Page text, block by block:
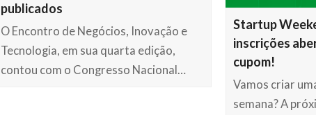
publicados
O Encontro de Negócios, Inovação e
Tecnologia, em sua quarta edição,
contou com o Congresso Nacional…
Startup
inscrições
cupom!
Vamos criar
semana? A